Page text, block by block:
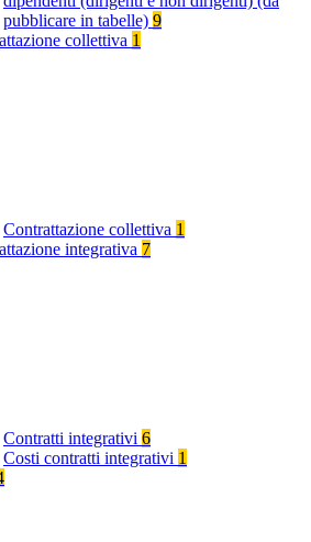
pubblicare in tabelle) 9
collettiva 1
Contrattazione collettiva 1
integrativa 7
Contratti integrativi 6
Costi contratti integrativi 1